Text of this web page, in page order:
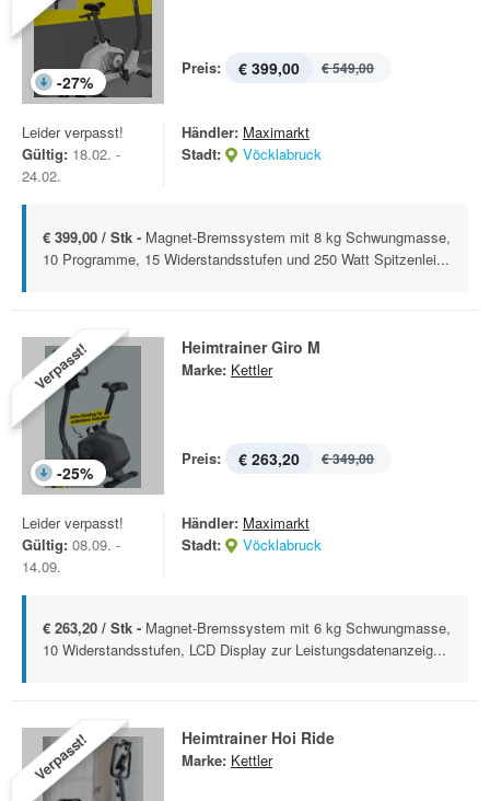
-27%
Preis: € 399,00 € 549,00
Leider verpasst!
Gültig: 18.02. -
24.02.
Händler: Maximarkt
Stadt:
Vöcklabruck
€ 399,00 / Stk - Magnet-Bremssystem mit 8 kg Schwungmasse,
10 Programme, 15 Widerstandsstufen und 250 Watt Spitzenlei...
Verpasst!
-25%
Heimtrainer Giro M
Marke: Kettler
Preis: € 263,20 € 349,00
Leider verpasst!
Gültig: 08.09. -
14.09.
Händler: Maximarkt
Stadt:
Vöcklabruck
€ 263,20 / Stk - Magnet-Bremssystem mit 6 kg Schwungmasse,
10 Widerstandsstufen, LCD Display zur Leistungsdatenanzeig...
Verpasst! Heimtrainer Hoi Ride
Marke: Kettler